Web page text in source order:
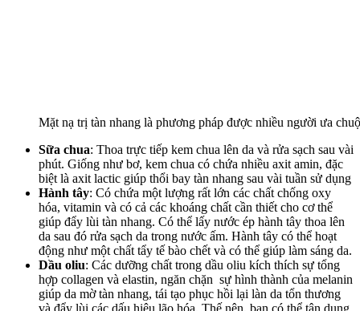
Mặt nạ trị tàn nhang là phương pháp được nhiều người ưa
Sữa chua: Thoa trực tiếp kem chua lên da và rửa sạch sau vài
phút. Giống như bơ, kem chua có chứa nhiều axit amin, đặc
biệt là axit lactic giúp thổi bay tàn nhang sau vài tuần sử dụng
Hành tây: Có chứa một lượng rất lớn các chất chống oxy
hóa, vitamin và có cả các khoáng chất cần thiết cho cơ thể
giúp đẩy lùi tàn nhang. Có thể lấy nước ép hành tây thoa lên
da sau đó rửa sạch da trong nước ấm. Hành tây có thể hoạt
động như một chất tẩy tế bào chết và có thể giúp làm sáng da.
Dầu oliu: Các dưỡng chất trong dầu oliu kích thích sự tổng
hợp collagen và elastin, ngăn chặn sự hình thành của melanin
giúp da mờ tàn nhang, tái tạo phục hồi lại làn da tổn thương
và đẩy lùi các dấu hiệu lão hóa. Thế nên, bạn có thể tận dụng